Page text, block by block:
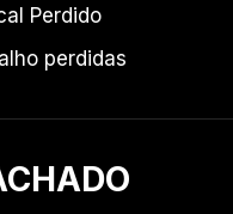
Perdido
perdidas